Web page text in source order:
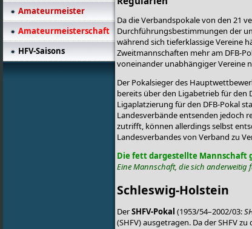
Amateurmeister
Amateurmeisterschaft
HFV-Saisons
Da die Verbandspokale von den 21
Durchführungsbestimmungen der
während sich tieferklassige Vereine
Zweitmannschaften mehr am DFB-
voneinander unabhängiger Vereine
Der Pokalsieger des
bereits über den Ligabetrieb für den
Ligaplatzierung für den DFB-Pokal
Landesverbände entsenden jedoch
zutrifft, können allerdings selbst
Landesverbandes von Verband zu
Die fett dargestellte Mannschaft
Eine Mannschaft, die sich anderweitig
Schleswig-Holstein
DerSHFV-Pokal (1953/54–2002/03:
(SHFV) ausgetragen. Da der SHFV